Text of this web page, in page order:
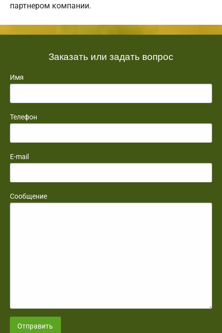
партнером компании.
Заказать или задать вопрос
Имя
Телефон
E-mail
Сообщение
Отправить